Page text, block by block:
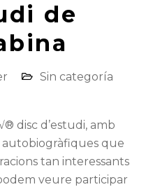
de
Sin categoría
disc d’estudi, amb
autobiogràfiques que
tan interessants
veure participar